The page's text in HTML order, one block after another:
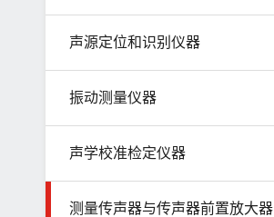
声源定位和识别仪器
振动测量仪器
声学校准检定仪器
测量传声器与传声器前置放大器